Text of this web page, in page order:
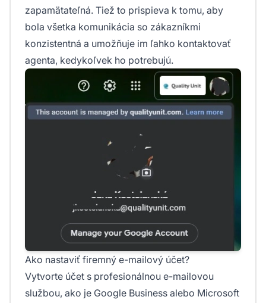
zapamätateľná. Tiež to prispieva k tomu, aby
bola všetka komunikácia so zákazníkmi
konzistentná a umožňuje im ľahko kontaktovať
agenta, kedykoľvek ho potrebujú.
Ako nastaviť firemný e-mailový účet?
Vytvorte účet s profesionálnou e-mailovou
službou, ako je Google Business alebo Microsoft